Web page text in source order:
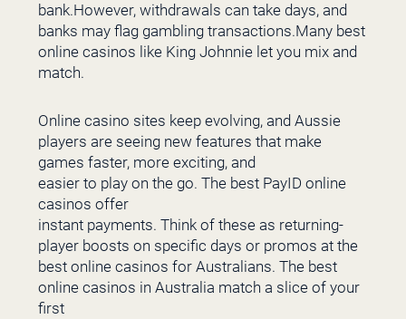
bank.However, withdrawals can take days, and
banks may flag gambling transactions.Many best
online casinos like King Johnnie let you mix and
match.
Online casino sites keep evolving, and Aussie
players are seeing new features that make
games faster, more exciting, and
easier to play on the go. The best PayID online
casinos offer
instant payments. Think of these as returning-
player boosts on specific days or promos at the
best online casinos for Australians. The best
online casinos in Australia match a slice of your
first